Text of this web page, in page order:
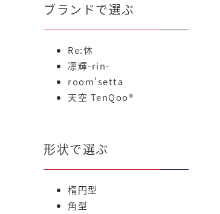
ブランドで選ぶ
Re:休
凛輝-rin-
room’setta
天空 TenQoo®
形状で選ぶ
楕円型
角型